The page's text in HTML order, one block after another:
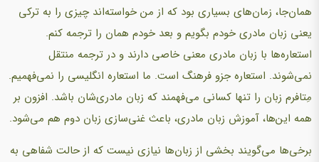
همان‌جا، زمان‌های بسیاری بود که از من خواسته‌اند چیزی را به ترکی
یعنی زبان مادری خودم بگویم و بعد خودم همان را ترجمه کنم.
استعاره‌ها با زبان مادری معنی خاصی دارند و در ترجمه منتقل
نمی‌شوند. استعاره جزو فرهنگ است. ما استعاره انگلیسی را نمی‌فهمیم.
مِتافرم زبان را تنها کسانی می‌فهمند که زبان مادری‌شان باشد. افزون بر
همه این‌ها، آموزش زبان مادری، باعث غنی‌سازی زبان دوم هم می‌شود.
برخی‌ها می‌گویند بخشی از زبان‌ها نیازی نیست که از حالت شفاهی به